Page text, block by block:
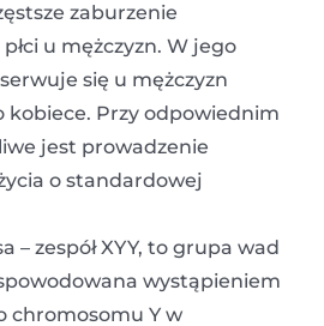
zaburzenie
u mężczyzn. W jego
się u mężczyzn
kobiece. Przy odpowiednim
jest prowadzenie
o standardowej
– zespół XYY, to grupa wad
wystąpieniem
chromosomu Y w